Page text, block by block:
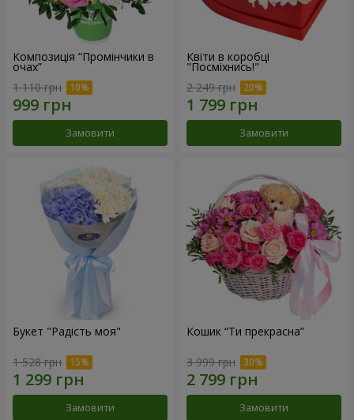
Композиція “Промінчики в
очах”
1 110 грн
Замовити
Квіти в коробці
"Посміхнись!"
2 249 грн
Замовити
Букет "Радість моя"
1 528 грн
Замовити
Кошик “Ти прекрасна”
3 999 грн
Замовити